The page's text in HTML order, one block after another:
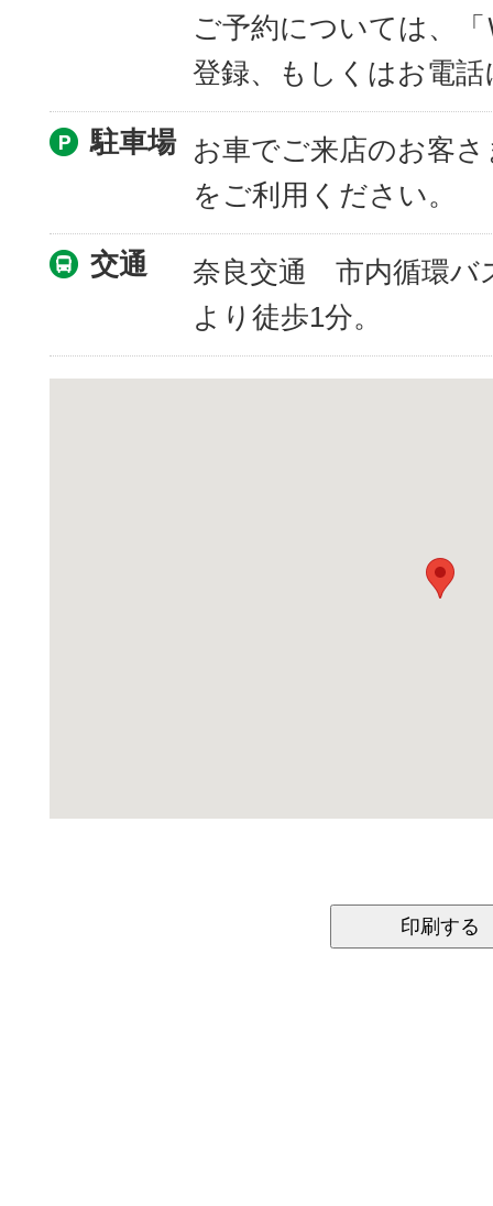
ご予約については、
登録、もしくはお電
駐車場 お車でご来店のお客
をご利用ください。
交通
奈良交通 市内循環バ
より徒歩1分。